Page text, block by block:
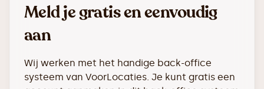
Meld je gratis en eenvoudig
aan
Wij werken met het handige back-office
systeem van VoorLocaties. Je kunt gratis een